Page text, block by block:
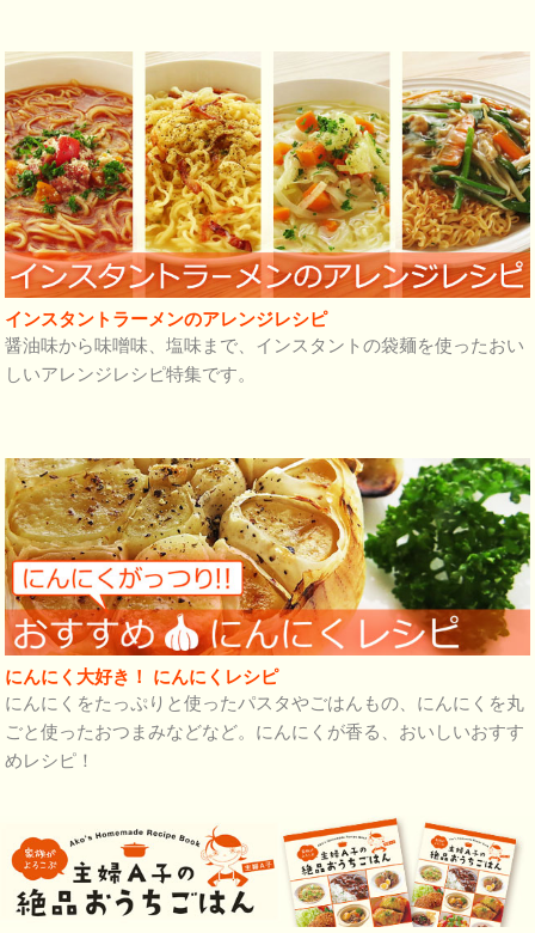
インスタントラーメンのアレンジレシピ
醤油味から味噌味、塩味まで、インスタントの袋麺を使ったおい
しいアレンジレシピ特集です。
にんにく大好き！ にんにくレシピ
にんにくをたっぷりと使ったパスタやごはんもの、にんにくを丸
ごと使ったおつまみなどなど。にんにくが香る、おいしいおすす
めレシピ！